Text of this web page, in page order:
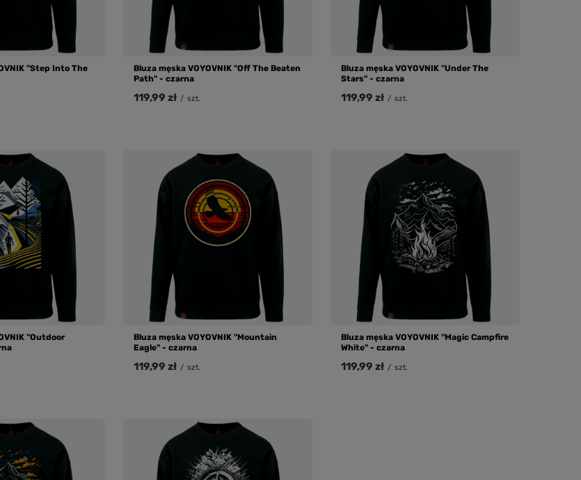
"Step Into The
Bluza męska VOYOVNIK "Off The Beaten
Path" - czarna
119,99 zł / szt.
Bluza męska VOYOVNIK "Under The
Stars" - czarna
119,99 zł / szt.
"Outdoor
Bluza męska VOYOVNIK "Mountain
Eagle" - czarna
119,99 zł / szt.
Bluza męska VOYOVNIK "Magic Campfire
White" - czarna
119,99 zł / szt.